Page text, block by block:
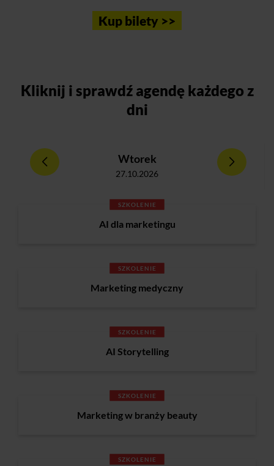
Kup bilety >>
Kliknij i sprawdź agendę każdego z
dni
Wtorek
27.10.2026
SZKOLENIE
AI dla marketingu
SZKOLENIE
Marketing medyczny
SZKOLENIE
AI Storytelling
SZKOLENIE
Marketing w branży beauty
SZKOLENIE